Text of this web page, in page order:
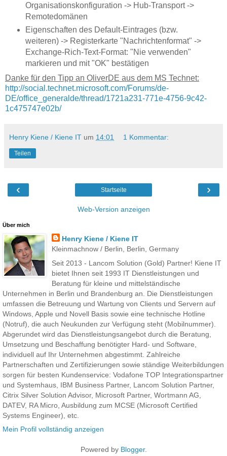
Organisationskonfiguration -> Hub-Transport ->
Remotedomänen
Eigenschaften des Default-Eintrages (bzw.
weiteren) -> Registerkarte "Nachrichtenformat" ->
Exchange-Rich-Text-Format: "Nie verwenden"
markieren und mit "OK" bestätigen
Danke für den Tipp an OliverDE aus dem MS Technet:
http://social.technet.microsoft.com/Forums/de-
DE/office_generalde/thread/1721a231-771e-4756-9c42-
1c475747e02b/
Henry Kiene / Kiene IT um 14:01 1 Kommentar:
Teilen
‹ ›
Startseite
Web-Version anzeigen
Über mich
Henry Kiene / Kiene IT
Kleinmachnow / Berlin, Berlin, Germany
Seit 2013 - Lancom Solution (Gold) Partner! Kiene IT
bietet Ihnen seit 1993 IT Dienstleistungen und
Beratung für kleine und mittelständische
Unternehmen in Berlin und Brandenburg an. Die Dienstleistungen
umfassen die Betreuung und Wartung von Clients und Servern auf
Windows, Apple und Novell Basis sowie eine technische Hotline
(Notruf), die auch Neukunden zur Verfügung steht (Mobilnummer).
Abgerundet wird das Dienstleistungsangebot durch die Beratung,
Umsetzung und Beschaffung benötigter Hard- und Software,
individuell auf Ihr Unternehmen abgestimmt. Zahlreiche
Partnerschaften und Zertifizierungen sowie ständige Weiterbildungen
sorgen für besten Kundenservice: Vodafone TOP Integrationspartner
und Systemhaus, IBM Business Partner, Lancom Solution Partner,
Citrix Silver Solution Advisor, Microsoft Partner, Wortmann AG,
DATEV, RA Micro, Ausbildung zum MCSE (Microsoft Certified
Systems Engineer), etc.
Mein Profil vollständig anzeigen
Powered by Blogger.